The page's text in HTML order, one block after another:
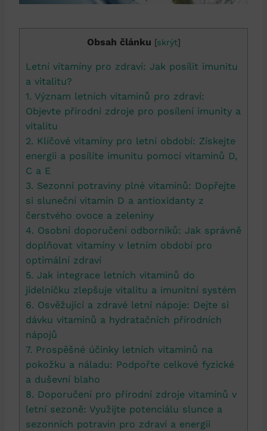
Obsah článku [skrýt]
Letní vitamíny pro zdraví: Jak posílit imunitu
a vitalitu?
1. Význam letních vitaminů pro zdraví:
Objevte přírodní zdroje pro posílení imunity a
vitalitu
2. Klíčové vitamíny pro letní období: Získejte
energii a posílíte imunitu pomocí vitaminů D,
C a E
3. Sezonní potraviny plné vitamínů: Dopřejte
si sluneční vitamín D a antioxidanty z
čerstvého ovoce a zeleniny
4. Osobní doporučení odborníků: Jak správně
doplňovat vitamíny v letním období pro
optimální zdraví
5. Jak integrace letních vitaminů do
jídelníčku zlepšuje vitalitu a imunitní systém
6. Osvěžující a zdravé letní nápoje: Dejte si
dávku vitaminů a hydratačních přírodních
nápojů
7. Prospěšné účinky letních vitaminů na
pokožku a náladu: Podpořte celkové fyzické
a duševní blaho
8. Doporučení pro přírodní zdroje vitamínů v
letní sezoně: Využijte potenciálu slunce a
sezonních potravin pro zdraví a energii